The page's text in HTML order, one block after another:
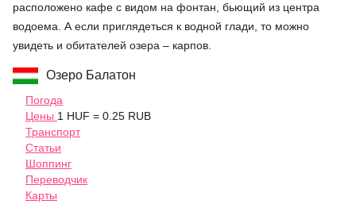
расположено кафе с видом на фонтан, бьющий из центра
водоема. А если приглядеться к водной глади, то можно
увидеть и обитателей озера – карпов.
Озеро Балатон
Погода
Цены 1 HUF = 0.25 RUB
Транспорт
Статьи
Шоппинг
Переводчик
Карты